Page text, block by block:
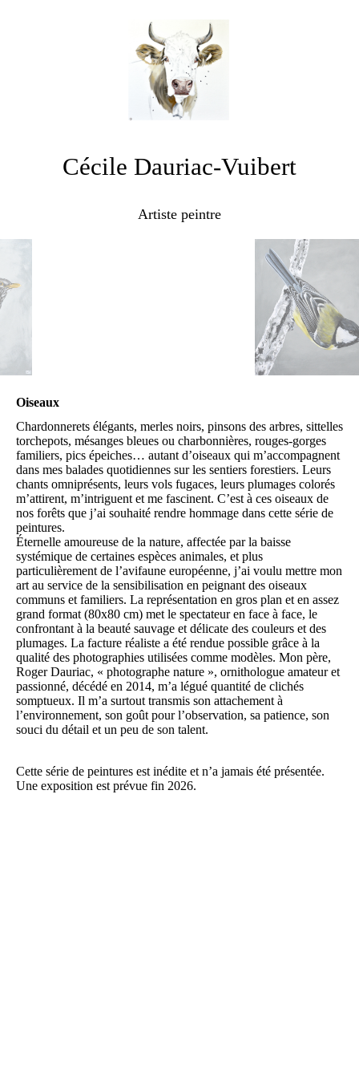
Cécile Dauriac-Vuibert
Artiste peintre
Oiseaux
Chardonnerets élégants, merles noirs, pinsons des arbres, sittelles
torchepots, mésanges bleues ou charbonnières, rouges-gorges
familiers, pics épeiches… autant d’oiseaux qui m’accompagnent
dans mes balades quotidiennes sur les sentiers forestiers. Leurs
chants omniprésents, leurs vols fugaces, leurs plumages colorés
m’attirent, m’intriguent et me fascinent. C’est à ces oiseaux de
nos forêts que j’ai souhaité rendre hommage dans cette série de
peintures.
Éternelle amoureuse de la nature, affectée par la baisse
systémique de certaines espèces animales, et plus
particulièrement de l’avifaune européenne, j’ai voulu mettre mon
art au service de la sensibilisation en peignant des oiseaux
communs et familiers. La représentation en gros plan et en assez
grand format (80x80 cm) met le spectateur en face à face, le
confrontant à la beauté sauvage et délicate des couleurs et des
plumages. La facture réaliste a été rendue possible grâce à la
qualité des photographies utilisées comme modèles. Mon père,
Roger Dauriac, « photographe nature », ornithologue amateur et
passionné, décédé en 2014, m’a légué quantité de clichés
somptueux. Il m’a surtout transmis son attachement à
l’environnement, son goût pour l’observation, sa patience, son
souci du détail et un peu de son talent.
Cette série de peintures est inédite et n’a jamais été présentée.
Une exposition est prévue fin 2026.